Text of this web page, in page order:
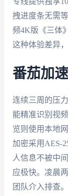
拽进度条无需
频4K版《三体
这种体验差异
番茄加
连续三周的压
能精准识别视
览则使用本地
加密采用AES-
人信息不被中
应极快。凌晨
团队介入排查